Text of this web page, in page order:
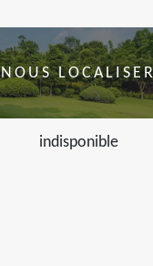
NOUS
indisponible